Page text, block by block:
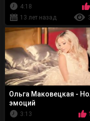
4:18
13 лет назад
Ольга Маковецкая -
эмоций
3:13